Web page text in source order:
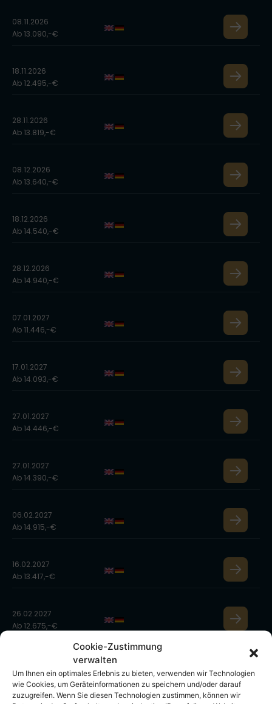
Cookie-Zustimmung
verwalten
Um Ihnen ein optimales Erlebnis zu bieten, verwenden wir Technologien
wie Cookies, um Geräteinformationen zu speichern und/oder darauf
zuzugreifen. Wenn Sie diesen Technologien zustimmen, können wir
08.11.2026
Ab 13.090,-€
18.11.2026
Ab 12.495,-€
28.11.2026
Ab 13.819,-€
08.12.2026
Ab 13.640,-€
18.12.2026
Ab 14.540,-€
28.12.2026
Ab 14.940,-€
07.01.2027
Ab 11.446,-€
17.01.2027
Ab 14.093,-€
27.01.2027
Ab 14.446,-€
27.01.2027
Ab 14.390,-€
06.02.2027
Ab 14.915,-€
16.02.2027
Ab 13.417,-€
26.02.2027
Ab 12.675,-€
Ab 12.045,-€